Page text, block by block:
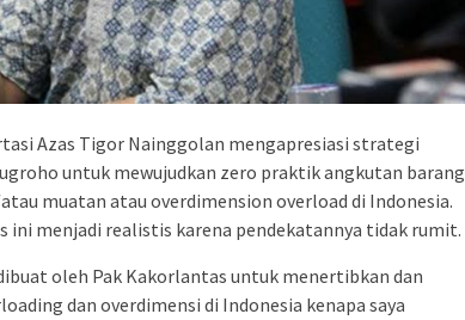
Azas Tigor Nainggolan mengapresiasi strategi
untuk mewujudkan zero praktik angkutan barang
muatan atau overdimension overload di Indonesia.
ini menjadi realistis karena pendekatannya tidak rumit.
oleh Pak Kakorlantas untuk menertibkan dan
dan overdimensi di Indonesia kenapa saya